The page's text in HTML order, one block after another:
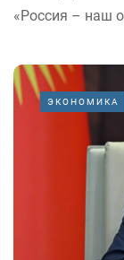
«Россия – наш
ЭКОНОМИКА